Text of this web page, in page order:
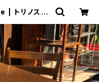
| トリノス-t
着